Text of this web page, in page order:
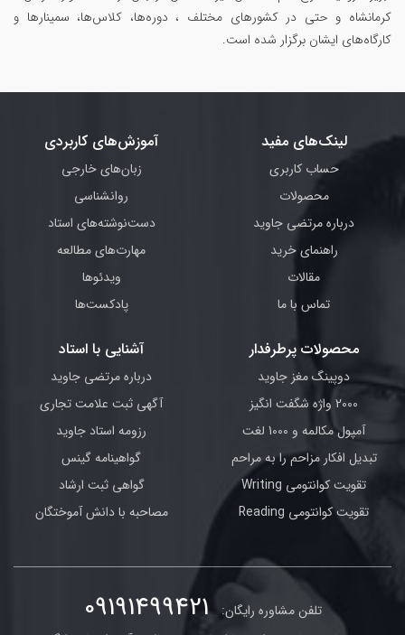
کرمانشاه و حتی در کشورهای مختلف ، دوره‌ها، کلاس‌ها، سمینار‌ها و
کارگاه‌های ایشان برگزار شده است.
لینک‌های مفید
حساب کاربری
محصولات
درباره مرتضی جاوید
راهنمای خرید
مقالات
تماس با ما
آموزش‌های کاربردی
زبان‌های خارجی
روانشناسی
دست‌نوشته‌های استاد
مهارت‌های مطالعه
ویدئوها
پادکست‌ها
محصولات پرطرفدار
دوپینگ مغز جاوید
2000 واژه شگفت انگیز
آمپول مکالمه و 1000 لغت
تبدیل افکار مزاحم را به مراحم
تقویت کوانتومی Writing
تقویت کوانتومی Reading
آشنایی با استاد
درباره مرتضی جاوید
آگهی ثبت علامت تجاری
رزومه استاد جاوید
گواهینامه گینس
گواهی ثبت ارشاد
مصاحبه با دانش آموختگان
تلفن مشاوره رایگان: 09191499421